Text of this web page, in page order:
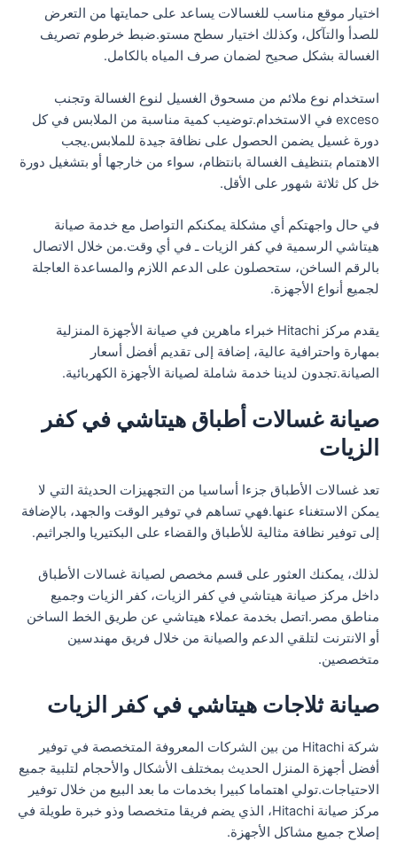
اختيار موقع مناسب للغسالات يساعد على حمايتها من التعرض
للصدأ والتآكل، وكذلك اختيار سطح مستو.ضبط خرطوم تصريف
الغسالة بشكل صحيح لضمان صرف المياه بالكامل.
استخدام نوع ملائم من مسحوق الغسيل لنوع الغسالة وتجنب
exceso في الاستخدام.توضيب كمية مناسبة من الملابس في كل
دورة غسيل يضمن الحصول على نظافة جيدة للملابس.يجب
الاهتمام بتنظيف الغسالة بانتظام، سواء من خارجها أو بتشغيل دورة
خل كل ثلاثة شهور على الأقل.
في حال واجهتكم أي مشكلة يمكنكم التواصل مع خدمة صيانة
هيتاشي الرسمية في كفر الزيات ـ في أي وقت.من خلال الاتصال
بالرقم الساخن، ستحصلون على الدعم اللازم والمساعدة العاجلة
لجميع أنواع الأجهزة.
يقدم مركز Hitachi خبراء ماهرين في صيانة الأجهزة المنزلية
بمهارة واحترافية عالية، إضافة إلى تقديم أفضل أسعار
الصيانة.تجدون لدينا خدمة شاملة لصيانة الأجهزة الكهربائية.
صيانة غسالات أطباق هيتاشي في كفر
الزيات
تعد غسالات الأطباق جزءا أساسيا من التجهيزات الحديثة التي لا
يمكن الاستغناء عنها.فهي تساهم في توفير الوقت والجهد، بالإضافة
إلى توفير نظافة مثالية للأطباق والقضاء على البكتيريا والجراثيم.
لذلك، يمكنك العثور على قسم مخصص لصيانة غسالات الأطباق
داخل مركز صيانة هيتاشي في كفر الزيات، كفر الزيات وجميع
مناطق مصر.اتصل بخدمة عملاء هيتاشي عن طريق الخط الساخن
أو الانترنت لتلقي الدعم والصيانة من خلال فريق مهندسين
متخصصين.
صيانة ثلاجات هيتاشي في كفر الزيات
شركة Hitachi من بين الشركات المعروفة المتخصصة في توفير
أفضل أجهزة المنزل الحديث بمختلف الأشكال والأحجام لتلبية جميع
الاحتياجات.تولي اهتماما كبيرا بخدمات ما بعد البيع من خلال توفير
مركز صيانة Hitachi، الذي يضم فريقا متخصصا وذو خبرة طويلة في
إصلاح جميع مشاكل الأجهزة.